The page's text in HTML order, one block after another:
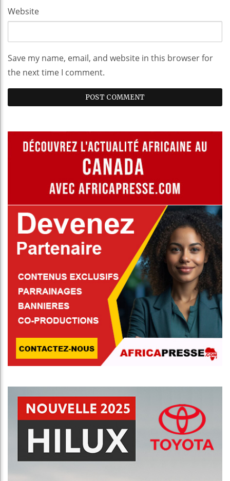
Website
Save my name, email, and website in this browser for
the next time I comment.